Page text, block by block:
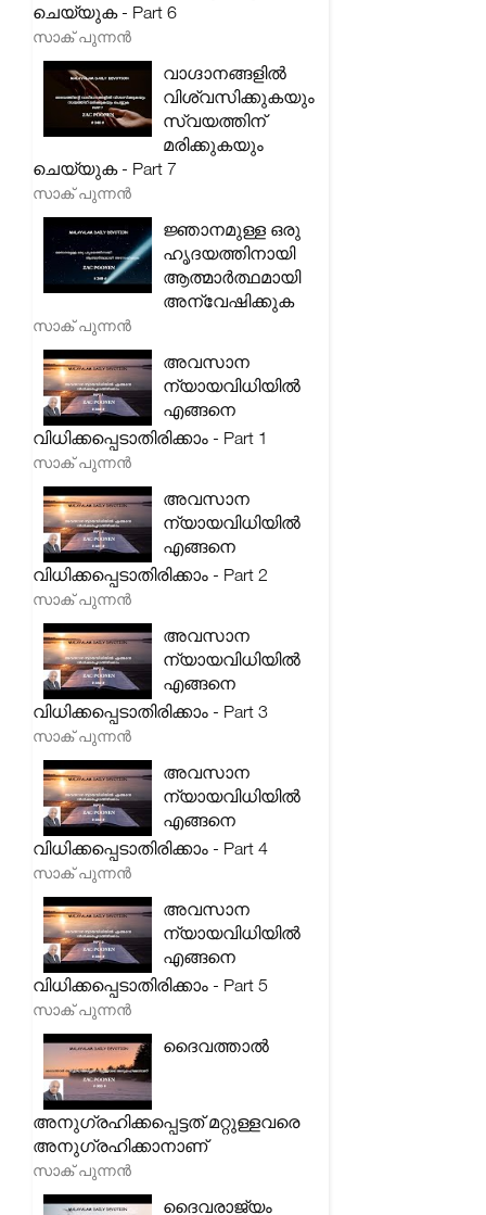
ചെയ്യുക - Part 6
സാക് പുന്നൻ
വാഗ്ദാനങ്ങളിൽ
വിശ്വസിക്കുകയും
സ്വയത്തിന്
മരിക്കുകയും
ചെയ്യുക - Part 7
സാക് പുന്നൻ
ജ്ഞാനമുള്ള ഒരു
ഹൃദയത്തിനായി
ആത്മാർത്ഥമായി
അന്വേഷിക്കുക
സാക് പുന്നൻ
അവസാന
ന്യായവിധിയിൽ
എങ്ങനെ
വിധിക്കപ്പെടാതിരിക്കാം - Part 1
സാക് പുന്നൻ
അവസാന
ന്യായവിധിയിൽ
എങ്ങനെ
വിധിക്കപ്പെടാതിരിക്കാം - Part 2
സാക് പുന്നൻ
അവസാന
ന്യായവിധിയിൽ
എങ്ങനെ
വിധിക്കപ്പെടാതിരിക്കാം - Part 3
സാക് പുന്നൻ
അവസാന
ന്യായവിധിയിൽ
എങ്ങനെ
വിധിക്കപ്പെടാതിരിക്കാം - Part 4
സാക് പുന്നൻ
അവസാന
ന്യായവിധിയിൽ
എങ്ങനെ
വിധിക്കപ്പെടാതിരിക്കാം - Part 5
സാക് പുന്നൻ
ദൈവത്താൽ
അനുഗ്രഹിക്കപ്പെട്ടത് മറ്റുള്ളവരെ
അനുഗ്രഹിക്കാനാണ്
സാക് പുന്നൻ
ദൈവരാജ്യം